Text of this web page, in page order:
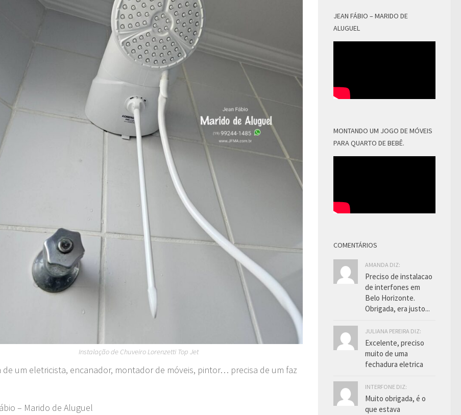
Instalação de Chuveiro Lorenzetti Top Jet
de um eletricista, encanador, montador de móveis, pintor… precisa de um faz
– Marido de Aluguel
JEAN FÁBIO – MARIDO DE
ALUGUEL
MONTANDO UM JOGO DE MÓVEIS
PARA QUARTO DE BEBÊ.
COMENTÁRIOS
AMANDA DIZ:
Preciso de instalacao
de interfones em
Belo Horizonte.
Obrigada, era justo...
JULIANA PEREIRA DIZ:
Excelente, preciso
muito de uma
fechadura eletrica
INTERFONE DIZ:
Muito obrigada, é o
que estava